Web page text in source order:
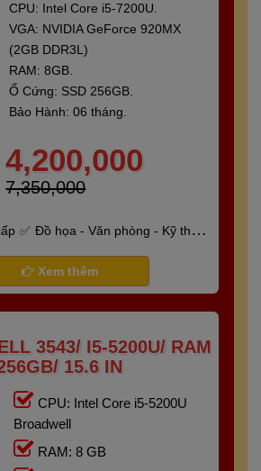
CPU: Intel Core i5-7200U.
VGA: NVIDIA GeForce 920MX
(2GB DDR3L)
RAM: 8GB.
Ổ Cứng: SSD 256GB.
Bảo Hành: 06 tháng.
4,200,000
7,350,000
Đồ họa - Văn phòng - Kỹ thuật
hành 6 tháng
Xem thêm
3543/ I5-5200U/ RAM
15.6 IN
CPU: Intel Core i5-5200U
Broadwell
RAM: 8 GB